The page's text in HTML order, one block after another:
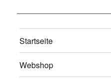
Startseite
Webshop